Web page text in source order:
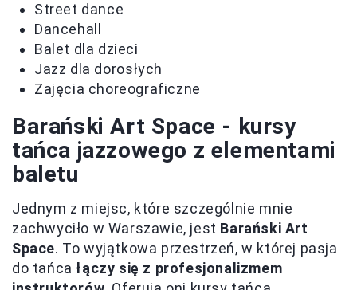
Street dance
Dancehall
Balet dla dzieci
Jazz dla dorosłych
Zajęcia choreograficzne
Barański Art Space - kursy
tańca jazzowego z elementami
baletu
Jednym z miejsc, które szczególnie mnie
zachwyciło w Warszawie, jest Barański Art
Space. To wyjątkowa przestrzeń, w której pasja
do tańcałączy się z profesjonalizmem